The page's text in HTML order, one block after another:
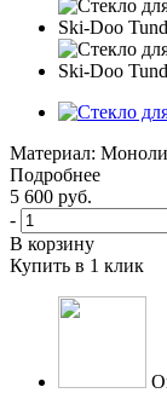
Материал:
Подробнее
5 600 руб.
-
В корзину
Купить в 1 клик